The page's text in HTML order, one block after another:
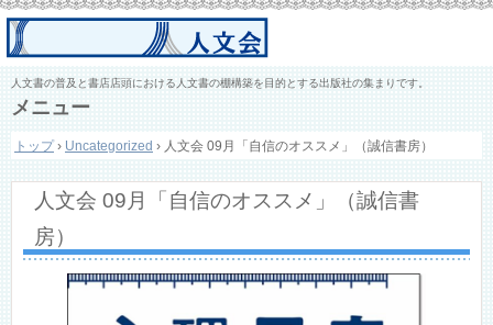
人文書の普及と書店店頭における人文書の棚構築を目的とする出版社の集まりです。
メニュー
ン
ン
キ
トップ › Uncategorized › 人文会 09月「自信のオススメ」（誠信書房）
人文会 09月「自信のオススメ」（誠信書
房）